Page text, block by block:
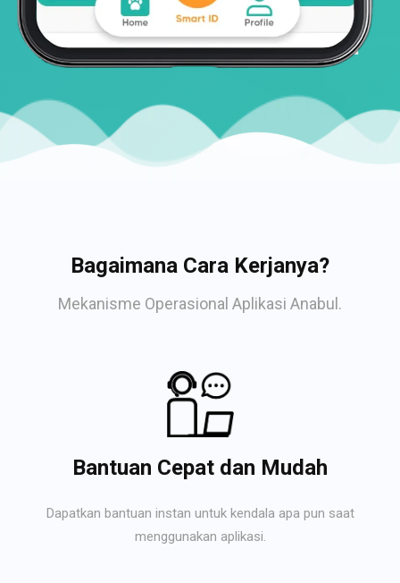
Bagaimana Cara Kerjanya?
Mekanisme Operasional Aplikasi Anabul.
Bantuan Cepat dan Mudah
Dapatkan bantuan instan untuk kendala apa pun saat
menggunakan aplikasi.